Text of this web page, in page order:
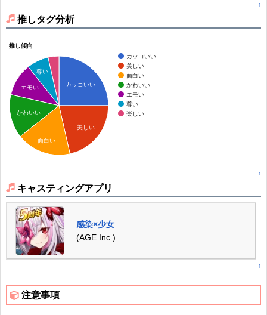
↑
推しタグ分析
推し傾向
カッコいい
美しい
面白い
かわいい
エモい
尊い
楽しい
カッコいい
美しい
尊い
エモい
かわいい
面白い
↑
キャスティングアプリ
感染×少女
(AGE Inc.)
↑
注意事項